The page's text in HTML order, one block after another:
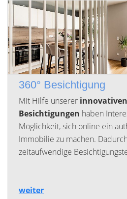
360° Besichtigung
Mit Hilfe unserer
Besichtigungen haben
Möglichkeit, sich online ein
Immobilie zu machen.
zeitaufwendige
weiter